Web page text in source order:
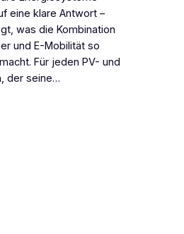
eine klare Antwort –
was die Kombination
und E-Mobilität so
Für jeden PV- und
der seine…